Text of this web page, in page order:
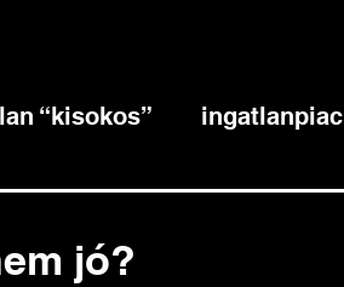
“kisokos” ingatlanpiac
jó?